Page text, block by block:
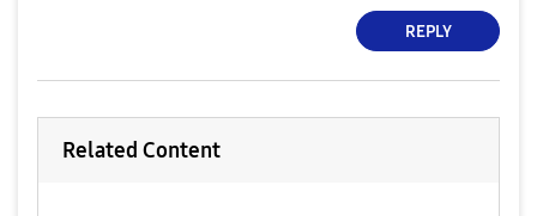
REPLY
Related Content